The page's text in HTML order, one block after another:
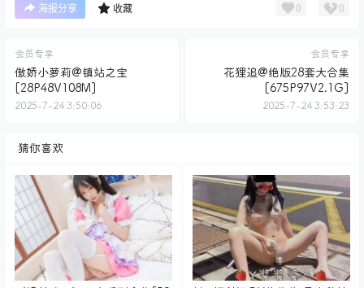
海报分享 收藏 0 0
会员专享
傲娇小萝莉@镇站之宝
[28P48V108M]
2025-7-24 3:50:06
会员专享
花狸追@绝版28套大合集
[675P97V2.1G]
2025-7-24 3:53:23
猜你喜欢